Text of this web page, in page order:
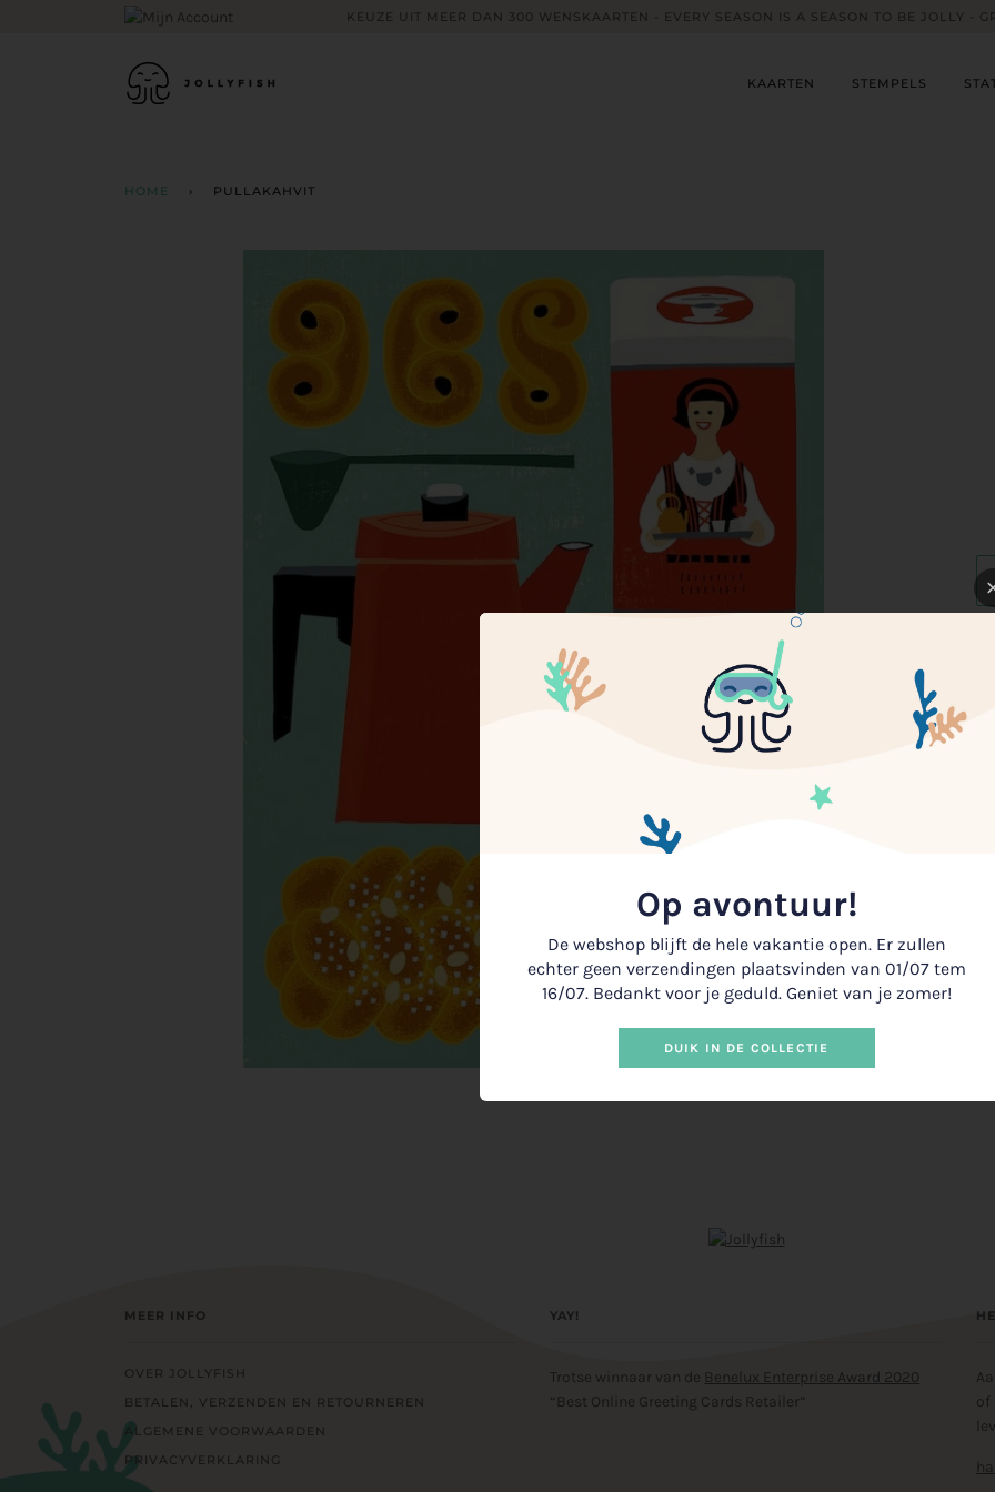
KEUZE UIT MEER DAN 300 WENSKAARTEN - EVERY SEASON IS A SEASON TO BE JOLLY -
KAARTEN STEMPELS
HOME › PULLAKAHVIT
MEER INFO
OVER JOLLYFISH
BETALEN, VERZENDEN EN RETOURNEREN
ALGEMENE VOORWAARDEN
PRIVACYVERKLARING
YAY!
Trotse winnaar van de Benelux Enterprise Award 2020
“Best Online Greeting Cards Retailer”
of
Op avontuur!
De webshop blijft de hele vakantie open. Er zullen
echter geen verzendingen plaatsvinden van 01/07 tem
16/07. Bedankt voor je geduld. Geniet van je zomer!
DUIK IN DE COLLECTIE